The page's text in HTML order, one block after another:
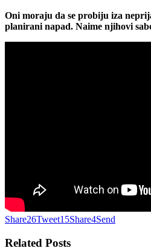
Oni moraju da se probiju iza
planirani napad. Naime njihovi
Share26Tweet15Share4Send
Related Posts